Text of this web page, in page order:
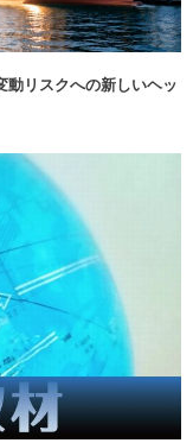
動リスクへの新しいヘッ